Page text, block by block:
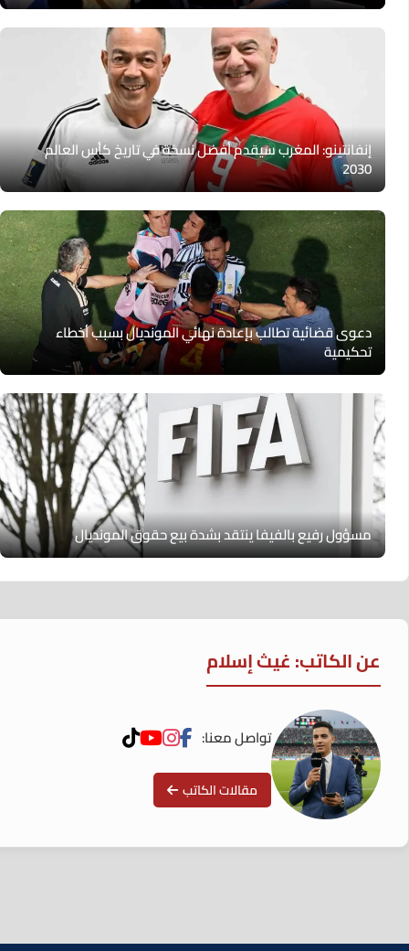
إنفانتينو: المغرب سيقدم أفضل نسخة في تاريخ كأس العالم
2030
دعوى قضائية تطالب بإعادة نهائي المونديال بسبب أخطاء
تحكيمية
مسؤول رفيع بالفيفا ينتقد بشدة بيع حقوق المونديال
عن الكاتب: غيث إسلام
تواصل معنا:
مقالات الكاتب